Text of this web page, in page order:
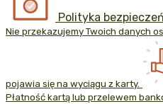
Polityka
Nie przekazujemy Twoich danych
pojawia się na wyciągu z karty.
Płatność kartą lub przelewem